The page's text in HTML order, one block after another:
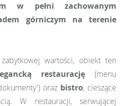
w pełni zachowanym
górniczym na terenie
wartości, obiekt ten
restaurację (menu
oraz bistro, cieszące
W restauracji, serwującej